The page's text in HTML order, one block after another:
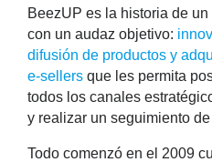
BeezUP es la historia de
con un audaz objetivo:
difusión de productos y
e-sellers que les permita
todos los canales
y realizar un seguimiento
Todo comenzó en el 2009